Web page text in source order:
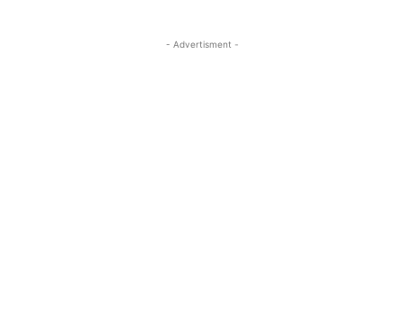
- Advertisment -